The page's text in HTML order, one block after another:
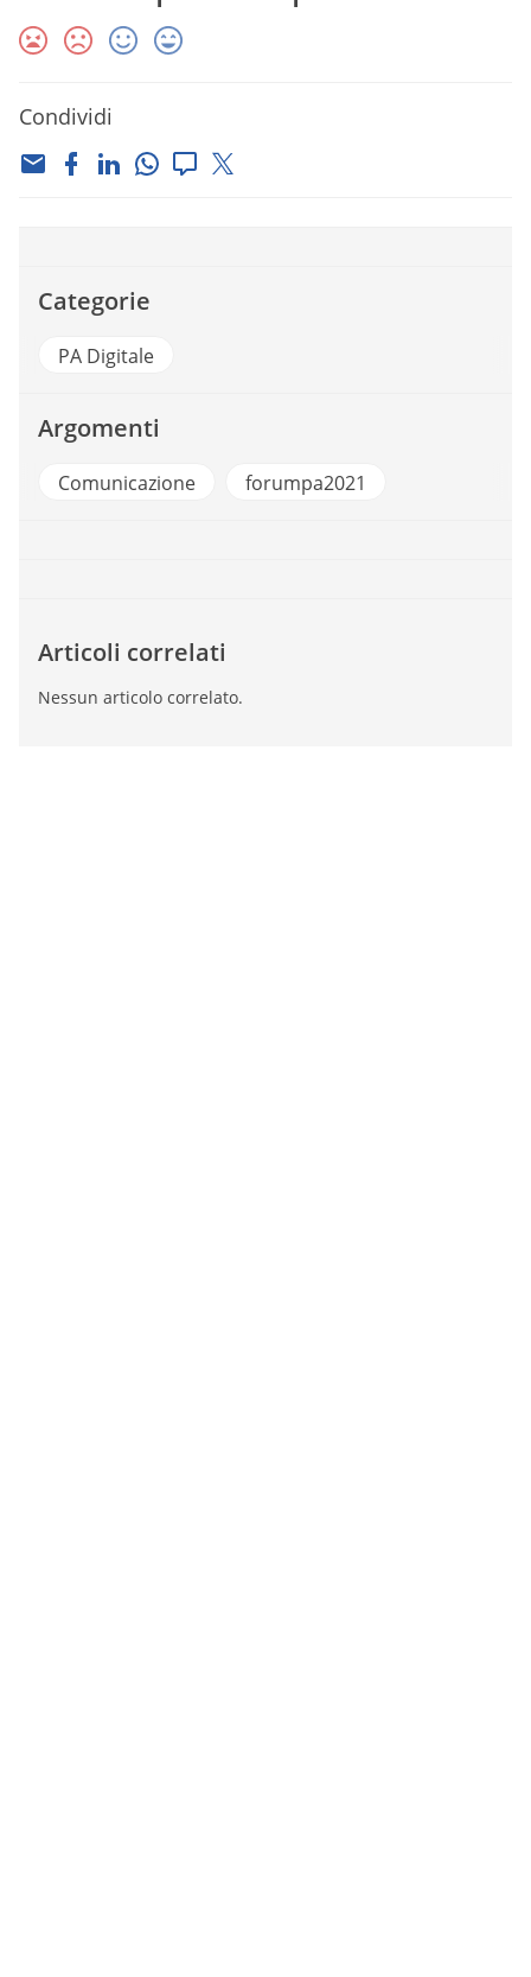
Condividi
Categorie
PA Digitale
Argomenti
Comunicazione forumpa2021
Articoli correlati
Nessun articolo correlato.